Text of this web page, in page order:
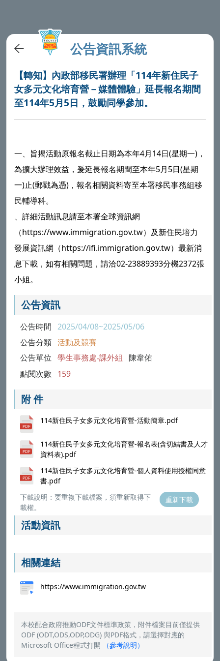
公告資訊系統
【轉知】內政部移民署辦理「114年新住民子
女多元文化培育營－媒體體驗」延長報名期間
至114年5月5日，鼓勵同學參加。
一、旨揭活動原報名截止日期為本年4月14日(星期一)，
為擴大辦理效益，爰延長報名期間至本年5月5日(星期
一)止(郵戳為憑)，報名相關資料寄至本署移民事務組移
民輔導科。
、詳細活動訊息請至本署全球資訊網
（https://www.immigration.gov.tw）及新住民培力
發展資訊網（https://ifi.immigration.gov.tw）最新消
息下載，如有相關問題，請洽02-23889393分機2372張
小姐。
公告資訊
公告時間 2025/04/08~2025/05/06
公告分類 活動及競賽
公告單位 學生事務處-課外組 陳韋佑
點閱次數 159
附 件
114新住民子女多元文化培育營-活動簡章.pdf
114新住民子女多元文化培育營-報名表(含切結書及人才
資料表).pdf
114新住民子女多元文化培育營-個人資料使用授權同意
書.pdf
下載說明：要重複下載檔案，須重新取得下
載權。
重新下載
活動資訊
相關連結
https://www.immigration.gov.tw
本校配合政府推動ODF文件標準政策，附件檔案目前僅提供
ODF (ODT,ODS,ODP,ODG) 與PDF格式，請選擇對應的
Microsoft Office程式打開
（參考說明）